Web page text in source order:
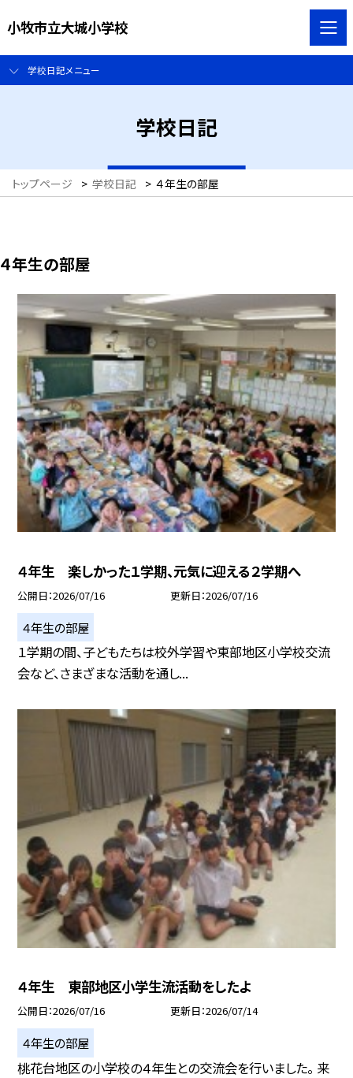
小牧市立大城小学校
学校日記メニュー
学校日記
トップページ > 学校日記 > ４年生の部屋
４年生の部屋
４年生 楽しかった１学期、元気に迎える２学期へ
公開日 2026/07/16 更新日 2026/07/16
４年生の部屋
１学期の間、子どもたちは校外学習や東部地区小学校交流
会など、さまざまな活動を通し...
４年生 東部地区小学生流活動をしたよ
公開日 2026/07/16 更新日 2026/07/14
４年生の部屋
桃花台地区の小学校の４年生との交流会を行いました。 来